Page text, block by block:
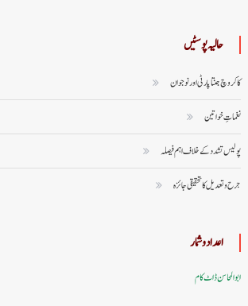
حالیہ پوسٹیں
کاکروچ جنتا پارٹی اور نوجوان
نغماتِ خواتین
پولیس تشدد کے خلاف اہم فیصلہ
جرح و تعدیل کا تحقیقی جائزہ
اعداد وشمار
ابوالمحاسن ڈاٹ کام